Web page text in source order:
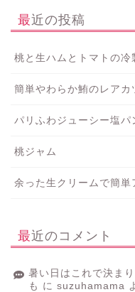
最近の投稿
桃と生ハムとトマトの冷
簡単やわらか鮪のレアカ
パリふわジューシー塩パ
桃ジャム
余った生クリームで簡
最近のコメント
暑い日はこれで決ま
も に suzuhamama